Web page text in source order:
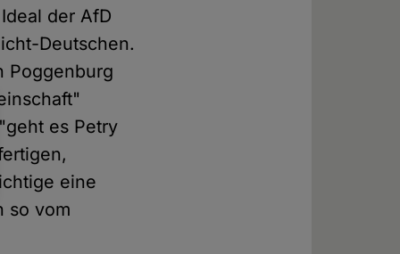
der AfD
Deutschen.
Poggenburg
es Petry
eine
so vom